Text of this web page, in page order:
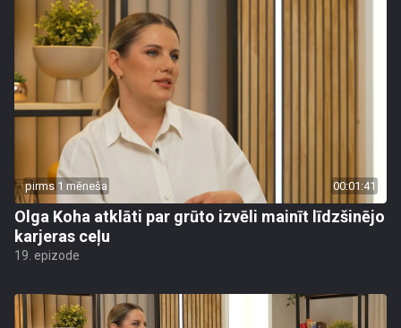
pirms 1 mēneša 00:01:41
Olga Koha atklāti par grūto izvēli mainīt līdzšinējo
karjeras ceļu
19. epizode